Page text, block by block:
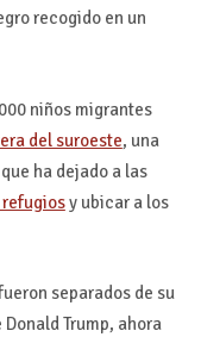
recogido en un
niños migrantes
del suroeste, una
que ha dejado a las
y ubicar a los
separados de su
Trump, ahora